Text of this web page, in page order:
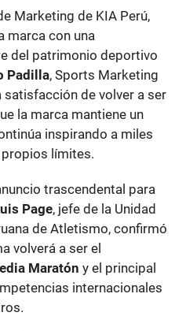
Marketing de KIA Perú,
marca con una
del patrimonio deportivo
Padilla, Sports Marketing
satisfacción de volver a ser
la marca mantiene un
inspirando a miles
límites.
trascendental para
Page, jefe de la Unidad
de Atletismo, confirmó
volverá a ser el
Maratón y el principal
internacionales